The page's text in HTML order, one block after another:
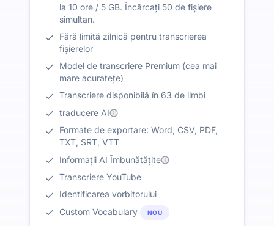
la 10 ore / 5 GB. Încărcați 50 de fișiere
simultan.
Fără limită zilnică pentru transcrierea
fișierelor
Model de transcriere Premium (cea mai
mare acuratețe)
Transcriere disponibilă în 63 de limbi
traducere AI
Formate de exportare: Word, CSV, PDF,
TXT, SRT, VTT
Informații AI Îmbunătățite
Transcriere YouTube
Identificarea vorbitorului
Custom Vocabulary
NOU